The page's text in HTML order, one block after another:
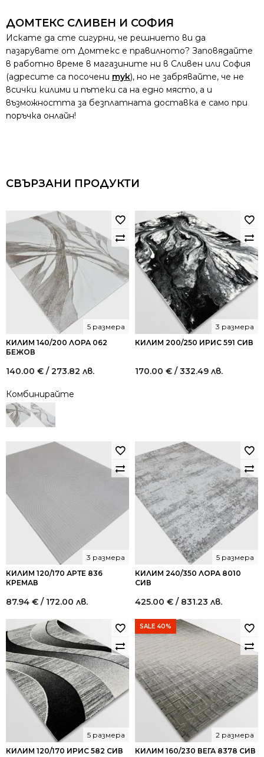
ДОМТЕКС СЛИВЕН И СОФИЯ
Искате да сте сигурни, че решнието ви да
пазарувате от Домтекс е правилното? Заповядайте
в работно време в магазините ни в Сливен или София
(адресите са посочени тук), но не забрявайте, че не
всички килими и пътеки са на едно място, а и
възможността за безплатната доставка е само при
поръчка онлайн!
СВЪРЗАНИ ПРОДУКТИ
КИЛИМ 140/200 ЛОРА 062
БЕЖОВ
5 размера
140.00 € / 273.82 лв.
Комбинирайте
КИЛИМ 200/250 ИРИС 591 СИВ
3 размера
170.00 € / 332.49 лв.
КИЛИМ 120/170 АРТЕ 836
КРЕМАВ
3 размера
87.94 € / 172.00 лв.
КИЛИМ 240/350 ЛОРА 8010
СИВ
5 размера
425.00 € / 831.23 лв.
КИЛИМ 120/170 ИРИС 582 СИВ
5 размера
SALE 40%
КИЛИМ 160/230 ВЕГА 8378 СИВ
2 размера